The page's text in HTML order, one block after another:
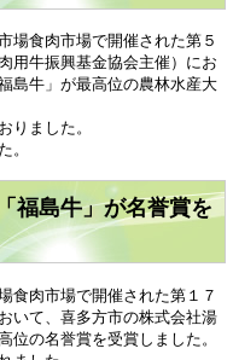
場食肉市場で開催された第５
用牛振興基金協会主催）にお
島牛」が最高位の農林水産大
りました。
。
福島牛」が名誉賞を
食肉市場で開催された第１７
いて、喜多方市の株式会社湯
位の名誉賞を受賞しました。